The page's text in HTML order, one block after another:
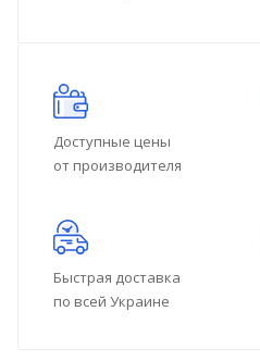
Доступные цены
от производителя
Быстрая доставка
по всей Украине